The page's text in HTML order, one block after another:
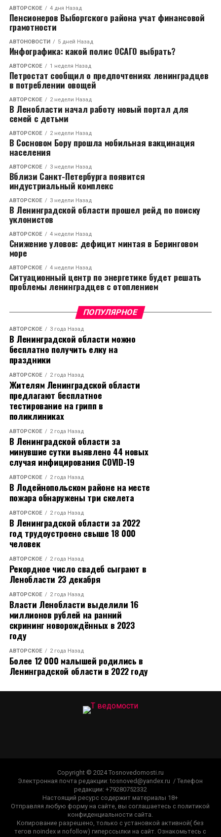
АВТОРСКОЕ 4 дня Назад
Пенсионеров Выборгского района учат финансовой
грамотности
АВТОНОВОСТИ 5 дней Назад
Инфографика: какой полис ОСАГО выбрать?
АВТОРСКОЕ 1 неделя Назад
Петростат сообщил о предпочтениях ленинградцев
в потреблении овощей
АВТОРСКОЕ 2 недели Назад
В Ленобласти начал работу новый портал для
семей с детьми
АВТОРСКОЕ 2 недели Назад
В Сосновом Бору прошла мобильная вакцинация
населения
АВТОРСКОЕ 3 недели Назад
Вблизи Санкт-Петербурга появится
индустриальный комплекс
АВТОРСКОЕ 3 недели Назад
В Ленинградской области прошел рейд по поиску
уклонистов
АВТОРСКОЕ 4 недели Назад
Снижение уловов: дефицит минтая в Беринговом
море
АВТОРСКОЕ 4 недели Назад
Ситуационный центр по энергетике будет решать
проблемы ленинградцев с отоплением
ПОПУЛЯРНОЕ
АВТОРСКОЕ 3 года Назад
В Ленинградской области можно
бесплатно получить елку на
праздники
АВТОРСКОЕ 2 года Назад
Жителям Ленинградской области
предлагают бесплатное
тестирование на грипп в
поликлиниках
АВТОРСКОЕ 2 года Назад
В Ленинградской области за
минувшие сутки выявлено 44 новых
случая инфицирования COVID-19
АВТОРСКОЕ 2 года Назад
В Лодейнопольском районе на месте
пожара обнаружены три скелета
АВТОРСКОЕ 2 года Назад
В Ленинградской области за 2022
год трудоустроено свыше 18 000
человек
АВТОРСКОЕ 2 года Назад
Рекордное число свадеб сыграют в
Ленобласти 23 декабря
АВТОРСКОЕ 2 года Назад
Власти Ленобласти выделили 16
миллионов рублей на ранний
скрининг новорождённых в 2023
году
АВТОРСКОЕ 2 года Назад
Более 12 000 малышей родились в
Ленинградской области в 2022 году
Copyright © 2024 Tosnovedomosti.ru
Электронная почта редакции: tosnoved@yandex.ru / Телефон
редакции: +79280752332
Настоящий ресурс содержит материалы 18+
Отправляя любую форму на сайте, вы соглашаетесь с политикой
конфиденциальности сайта.
Копирование разрешено, только с установкой активной( без
тегов noindex и nofollow) гиперссылки на сайт. Ознакомьтесь с